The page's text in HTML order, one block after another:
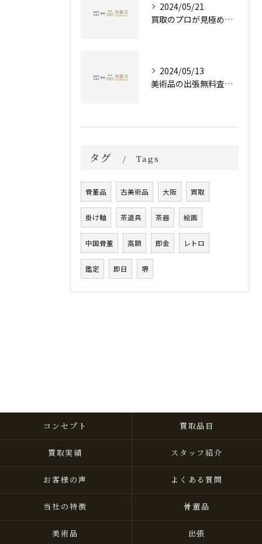
2024/05/21
買取のプロが見極める！骨董品の価値と査定とは？
2024/05/13
美術品の出張無料査定 | 一万点以上の実績で信頼の骨董品買取専門店
タグ Tags
骨董品 古美術品 大阪 買取
掛け軸 茶道具 茶器 絵画
中国骨董 高額 即金 レトロ
鑑定 即日 堺
コンセプト 買取品目
買取実績 スタッフ紹介
お客様の声 よくある質問
当社の特徴 骨董品
美術品 出張